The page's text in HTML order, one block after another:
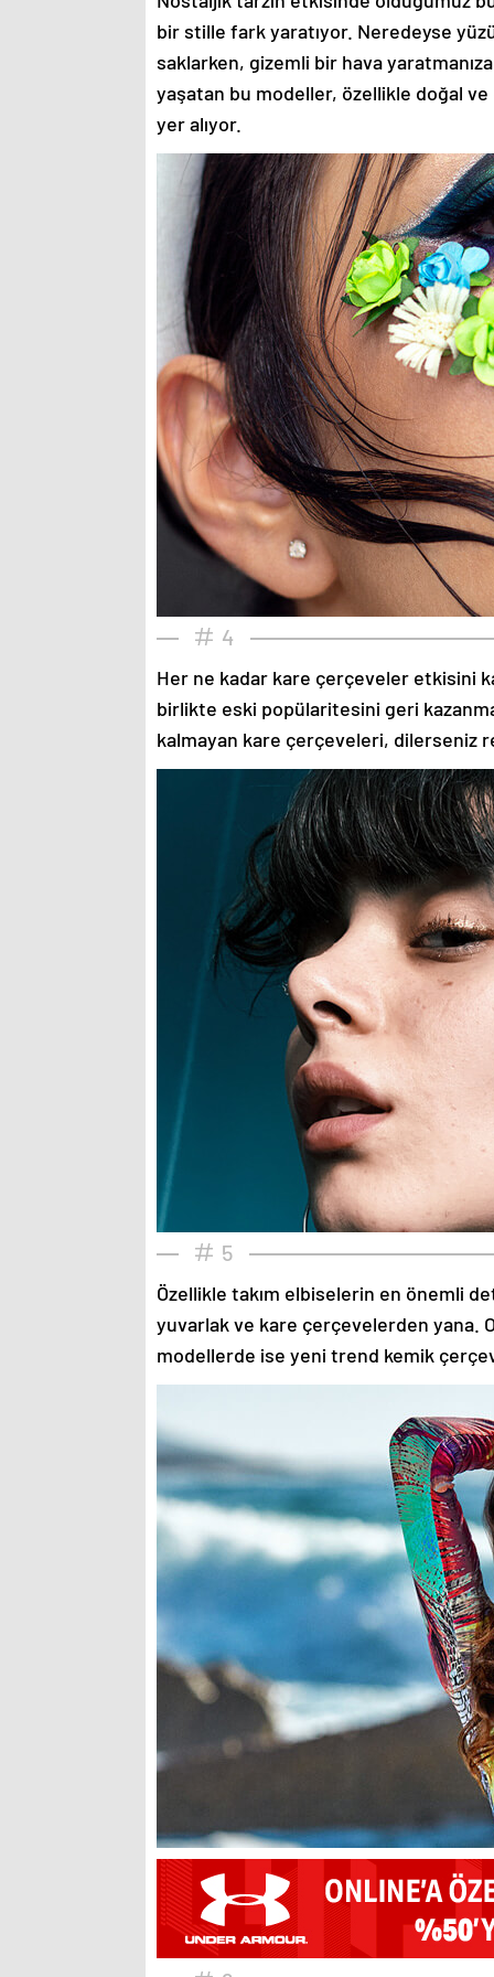
bir stille fark yaratıyor. Neredeyse
saklarken, gizemli bir hava yaratmanıza
yaşatan bu modeller, özellikle doğal
yer alıyor.
4
Her ne kadar kare çerçeveler etkisini
birlikte eski popülaritesini geri
kalmayan kare çerçeveleri, dilerseniz
5
Özellikle takım elbiselerin en önemli
yuvarlak ve kare çerçevelerden yana.
modellerde ise yeni trend kemik